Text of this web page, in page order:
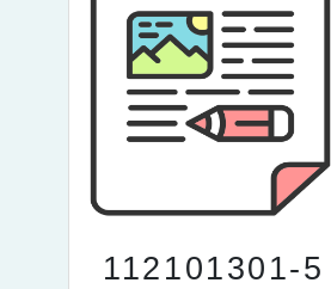
112101301-5